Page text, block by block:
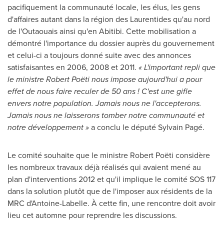
pacifiquement la communauté locale, les élus, les gens
d'affaires autant dans la région des Laurentides qu'au nord
de l'Outaouais ainsi qu'en Abitibi. Cette mobilisation a
démontré l'importance du dossier auprès du gouvernement
et celui-ci a toujours donné suite avec des annonces
satisfaisantes en 2006, 2008 et2011. « L'important repli que
le ministre Robert Poëti nous impose aujourd'hui a pour
effet de nous faire reculer de 50 ans ! C'est une gifle
envers notre population. Jamais nous ne l'accepterons.
Jamais nous ne laisserons tomber notre communauté et
notre développement »a conclu le député Sylvain Pagé.
Le comité souhaite que le ministre Robert Poëti considère
les nombreux travaux déjà réalisés qui avaient mené au
plan d'interventions2012 etqu'il implique le comité SOS 117
dans la solution plutôt que de l'imposer aux résidents de la
MRC d'Antoine-Labelle. À cette fin, une rencontre doit avoir
lieu cet automne pour reprendre les discussions.